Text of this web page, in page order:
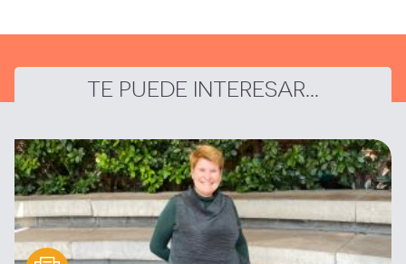
TE PUEDE INTERESAR...